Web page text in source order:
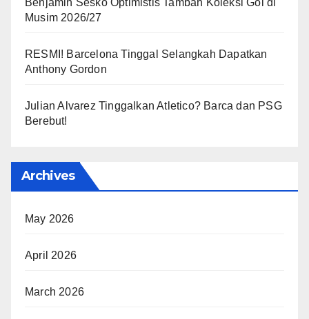
Benjamin Sesko Optimistis Tambah Koleksi Gol di
Musim 2026/27
RESMI! Barcelona Tinggal Selangkah Dapatkan
Anthony Gordon
Julian Alvarez Tinggalkan Atletico? Barca dan PSG
Berebut!
Archives
May 2026
April 2026
March 2026